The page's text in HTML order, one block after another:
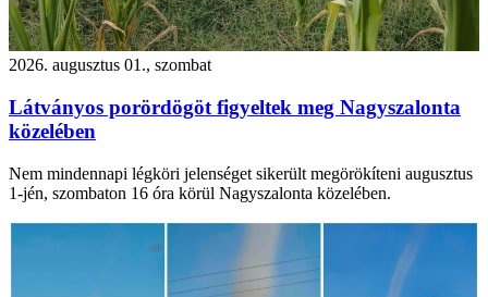
2026. augusztus 01., szombat
Látványos porördögöt figyeltek meg Nagyszalonta
közelében
Nem mindennapi légköri jelenséget sikerült megörökíteni augusztus
1-jén, szombaton 16 óra körül Nagyszalonta közelében.